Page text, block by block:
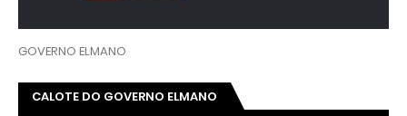
GOVERNO ELMANO
CALOTE DO GOVERNO ELMANO